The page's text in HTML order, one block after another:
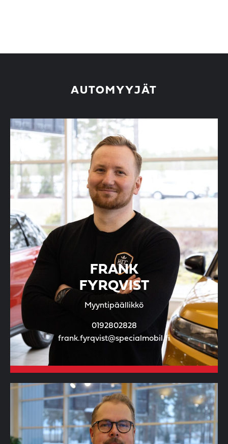
AUTOMYYJÄT
FRANK
FYRQVIST
Myyntipäällikkö
0192802828
frank.fyrqvist@specialmobil.fi